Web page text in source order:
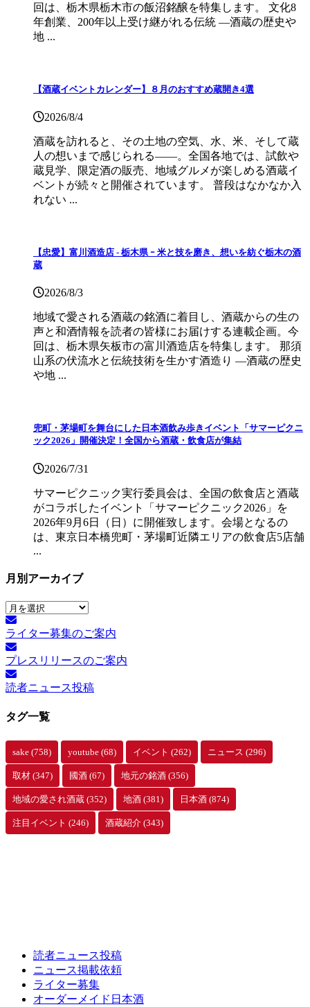
回は、栃木県栃木市の飯沼銘醸を特集します。 文化8
年創業、200年以上受け継がれる伝統 ―酒蔵の歴史や
地 ...
【酒蔵イベントカレンダー】８月のおすすめ蔵開き4選
2026/8/4
酒蔵を訪れると、その土地の空気、水、米、そして蔵
人の想いまで感じられる——。全国各地では、試飲や
蔵見学、限定酒の販売、地域グルメが楽しめる酒蔵イ
ベントが続々と開催されています。 普段はなかなか入
れない ...
【忠愛】富川酒造店 ‐ 栃木県 ｰ 米と技を磨き、想いを紡ぐ栃木の酒
蔵
2026/8/3
地域で愛される酒蔵の銘酒に着目し、酒蔵からの生の
声と和酒情報を読者の皆様にお届けする連載企画。今
回は、栃木県矢板市の富川酒造店を特集します。 那須
山系の伏流水と伝統技術を生かす酒造り ―酒蔵の歴史
や地 ...
兜町・茅場町を舞台にした日本酒飲み歩きイベント「サマーピクニ
ック2026」開催決定！全国から酒蔵・飲食店が集結
2026/7/31
サマーピクニック実⾏委員会は、全国の飲⾷店と酒蔵
がコラボしたイベント「サマーピクニック2026」を
2026年9月6日（日）に開催致します。会場となるの
は、東京日本橋兜町・茅場町近隣エリアの飲食店5店舗
...
月別アーカイブ
月
別
ア
ー
カ
イ
ブ
ライター募集のご案内
プレスリリースのご案内
読者ニュース投稿
タグ一覧
sake (758) youtube (68) イベント (262) ニュース (296)
取材 (347) 國酒 (67) 地元の銘酒 (356)
地域の愛され酒蔵 (352) 地酒 (381) 日本酒 (874)
注目イベント (246) 酒蔵紹介 (343)
読者ニュース投稿
ニュース掲載依頼
ライター募集
オーダーメイド日本酒